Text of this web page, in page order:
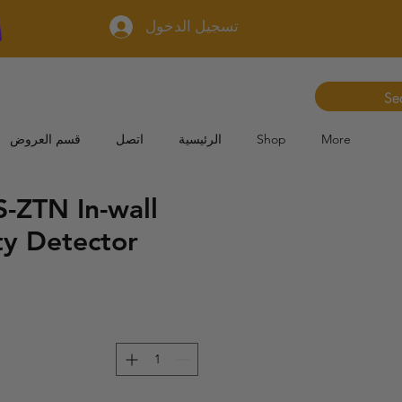
تسجيل الدخول
ZTN In-wall
Detector
قسم العروض اتصل الرئيسية Shop More